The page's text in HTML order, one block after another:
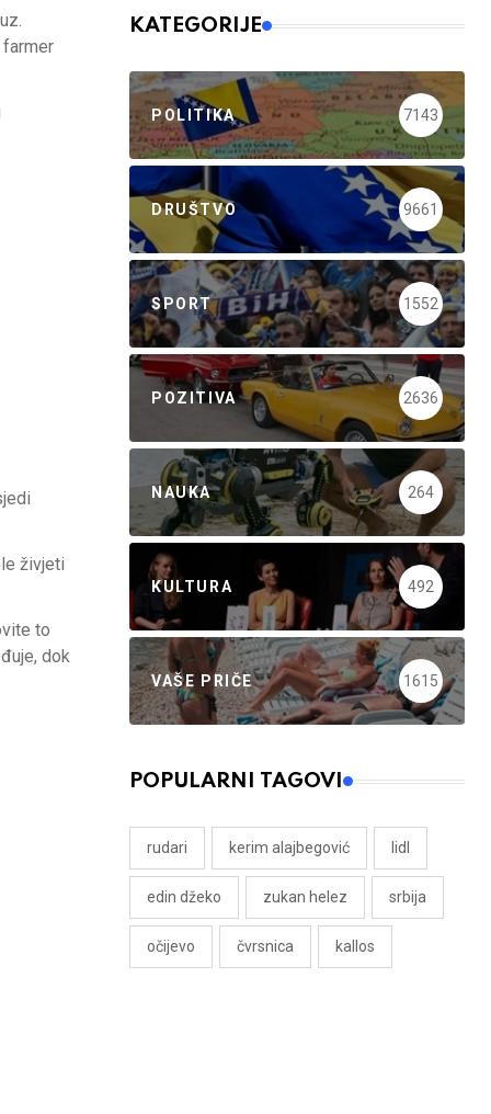
farmer
živjeti
to
dok
KATEGORIJE
POLITIKA 7143
DRUŠTVO 9661
SPORT 1552
POZITIVA 2636
NAUKA 264
KULTURA 492
VAŠE PRIČE 1615
POPULARNI TAGOVI
rudari kerim alajbegović lidl
edin džeko zukan helez srbija
očijevo čvrsnica kallos